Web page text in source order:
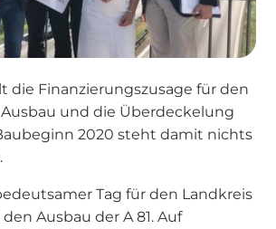
die Finanzierungszusage für den
und die Überdeckelung
2020 steht damit nichts
Tag für den Landkreis
Ausbau der A 81. Auf